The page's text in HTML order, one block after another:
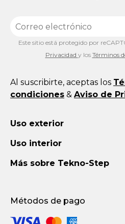
Este sitio está protegido por
Privacidad y los Términos
Al suscribirte, aceptas los
condiciones & Aviso de
Uso exterior
Uso interior
Más sobre Tekno-Step
Métodos de pago